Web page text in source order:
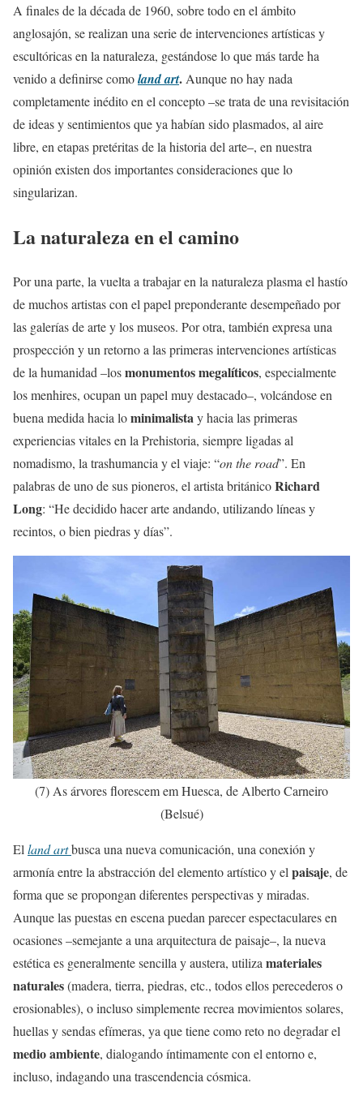
A finales de la década de 1960, sobre todo en el ámbito
anglosajón, se realizan una serie de intervenciones artísticas y
escultóricas en la naturaleza, gestándose lo que más tarde ha
venido a definirse comoland art. Aunque no hay nada
completamente inédito en el concepto –se trata de una revisitación
de ideas y sentimientos que ya habían sido plasmados, al aire
libre, en etapas pretéritas de la historia del arte–, en nuestra
opinión existen dos importantes consideraciones que lo
singularizan.
La naturaleza en el camino
Por una parte, la vuelta a trabajar en la naturaleza plasma el hastío
de muchos artistas con el papel preponderante desempeñado por
las galerías de arte y los museos. Por otra, también expresa una
prospección y un retorno a las primeras intervenciones artísticas
de la humanidad –losmonumentos megalíticos, especialmente
los menhires, ocupan un papel muy destacado–, volcándose en
buena medida hacia lominimalista y hacia las primeras
experiencias vitales en la Prehistoria, siempre ligadas al
nomadismo, la trashumancia y el viaje: “on the road”. En
palabras de uno de sus pioneros, el artista británicoRichard
Long: “He decidido hacer arte andando, utilizando líneas y
recintos, o bien piedras y días”.
(7) As árvores florescem em Huesca, de Alberto Carneiro
(Belsué)
El land artbusca una nueva comunicación, una conexión y
armonía entre la abstracción del elemento artístico y el paisaje, de
forma que se propongan diferentes perspectivas y miradas.
Aunque las puestas en escena puedan parecer espectaculares en
ocasiones –semejante a una arquitectura de paisaje–, la nueva
estética es generalmente sencilla y austera, utiliza materiales
naturales(madera, tierra, piedras, etc., todos ellos perecederos o
erosionables), o incluso simplemente recrea movimientos solares,
huellas y sendas efímeras, ya que tiene como reto no degradar el
medio ambiente, dialogando íntimamente con el entorno e,
incluso, indagando una trascendencia cósmica.